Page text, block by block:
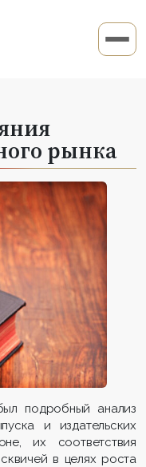
рынка
подробный анализ
и издательских
их соответствия
в целях роста